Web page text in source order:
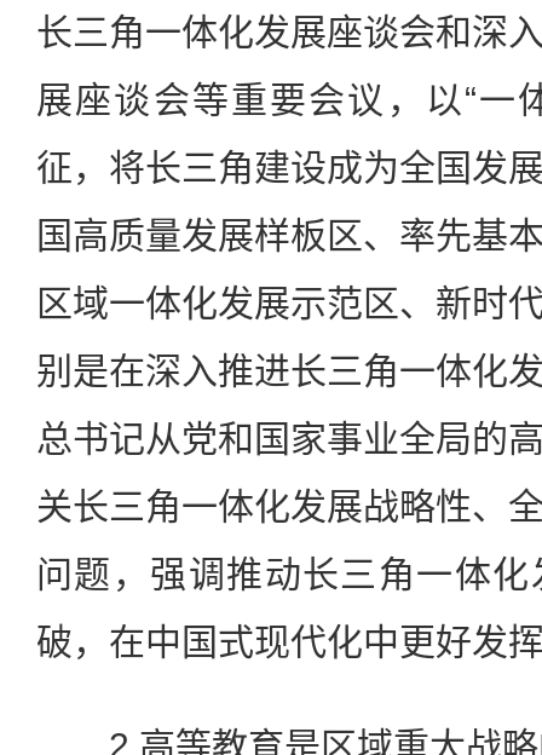
长三角一体化发展座谈会和深
展座谈会等重要会议，以“一
征，将长三角建设成为全国发
国高质量发展样板区、率先基
区域一体化发展示范区、新时
别是在深入推进长三角一体化
总书记从党和国家事业全局的
关长三角一体化发展战略性、
问题，强调推动长三角一体
破，在中国式现代化中更好发
2.高等教育是区域重大战略